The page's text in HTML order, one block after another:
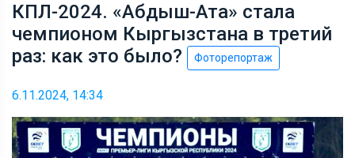
КПЛ-2024. «Абдыш-Ата» стала
чемпионом Кыргызстана в третий
раз: как это было?
Фоторепортаж
6.11.2024, 14:34